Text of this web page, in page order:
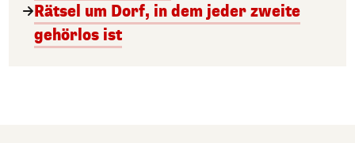
Rätsel um Dorf, in dem jeder zweite
gehörlos ist